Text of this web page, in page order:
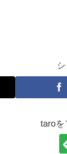
taroを